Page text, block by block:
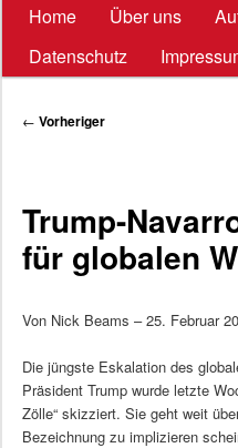
Hauptmenü
Home Über uns
Datenschutz
Beitragsnavigation
← Vorheriger
Trump-
für globalen
Von Nick Beams – 25. Februar
Die jüngste Eskalation des
Präsident Trump wurde letzte
Zölle“ skizziert. Sie geht weit
Bezeichnung zu implizieren